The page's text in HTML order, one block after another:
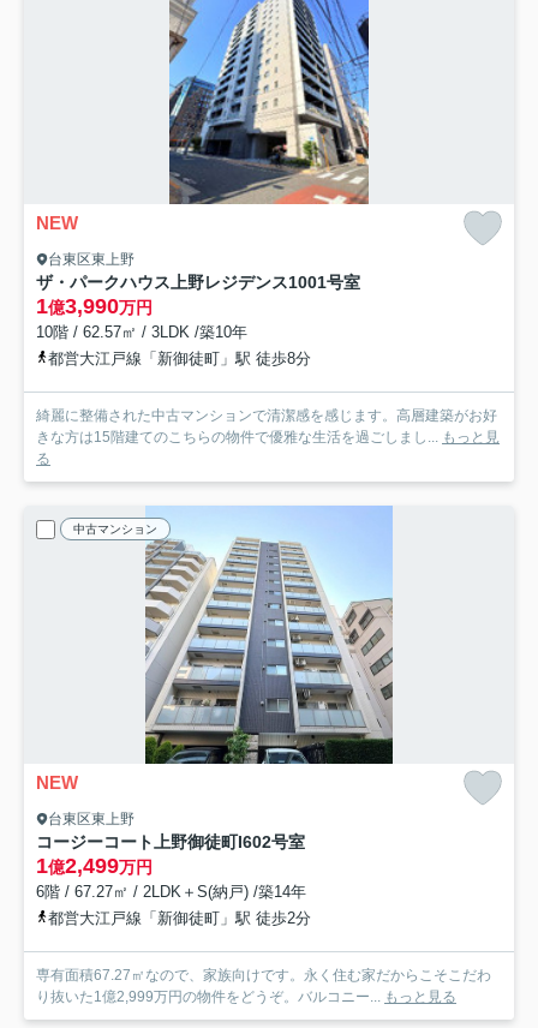
NEW
台東区東上野
ザ・パークハウス上野レジデンス1001号室
1億3,990万円
10階 / 62.57㎡ / 3LDK /築10年
都営大江戸線「新御徒町」駅 徒歩8分
綺麗に整備された中古マンションで清潔感を感じます。高層建築がお好
きな方は15階建てのこちらの物件で優雅な生活を過ごしまし... もっと見
る
中古マンション
NEW
台東区東上野
コージーコート上野御徒町I602号室
1億2,499万円
6階 / 67.27㎡ / 2LDK＋S(納戸) /築14年
都営大江戸線「新御徒町」駅 徒歩2分
専有面積67.27㎡なので、家族向けです。永く住む家だからこそこだわ
り抜いた1億2,999万円の物件をどうぞ。バルコニー... もっと見る